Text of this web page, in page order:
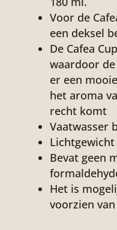
Voor de
een deksel
De Cafea
waardoor
er een
het aroma
recht komt
Vaatwasser
Bevat geen
Het is
voorzien